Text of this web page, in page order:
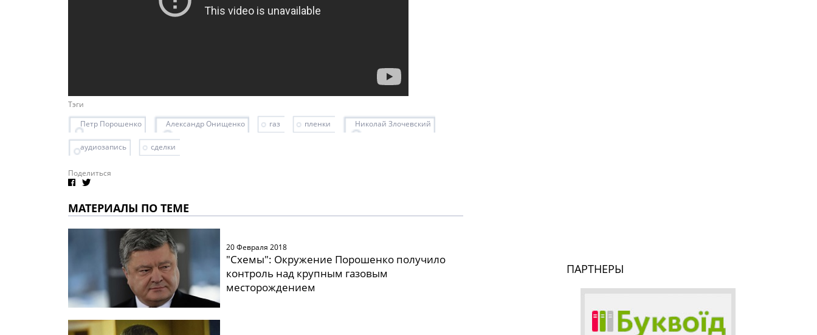
Тэги
Петр Порошенко
Александр Онищенко газ пленки Николай Злочевский
аудиозапись сделки
Поделиться
МАТЕРИАЛЫ ПО ТЕМЕ
20 Февраля 2018
"Схемы": Окружение Порошенко получило
контроль над крупным газовым
месторождением
ПАРТНЕРЫ